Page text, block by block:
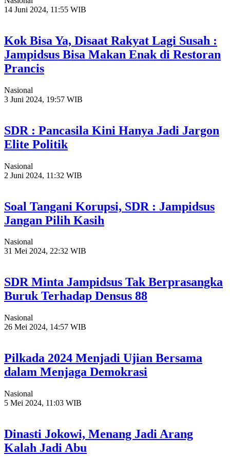
14 Juni 2024, 11:55 WIB
Kok Bisa Ya, Disaat Rakyat Lagi Susah :
Jampidsus Bisa Makan Enak di Restoran
Prancis
Nasional
3 Juni 2024, 19:57 WIB
SDR : Pancasila Kini Hanya Jadi Jargon
Elite Politik
Nasional
2 Juni 2024, 11:32 WIB
Soal Tangani Korupsi, SDR : Jampidsus
Jangan Pilih Kasih
Nasional
31 Mei 2024, 22:32 WIB
SDR Minta Jampidsus Tak Berprasangka
Buruk Terhadap Densus 88
Nasional
26 Mei 2024, 14:57 WIB
Pilkada 2024 Menjadi Ujian Bersama
dalam Menjaga Demokrasi
Nasional
5 Mei 2024, 11:03 WIB
Dinasti Jokowi, Menang Jadi Arang
Kalah Jadi Abu